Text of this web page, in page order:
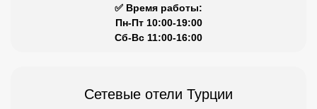
✅ Время работы:
Пн-Пт 10:00-19:00
Сб-Вс 11:00-16:00
Сетевые отели Турции